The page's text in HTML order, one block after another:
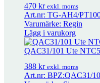
VA 10 18kr exkl. moms
18 kr exkl. moms
470 kr exkl. moms
Art.nr: TG-AH4/
Varumärke: Regin
Lägg i varukorg
QAC31/101 Ute
388 kr exkl. moms
Art.nr: BPZ:QAC31/